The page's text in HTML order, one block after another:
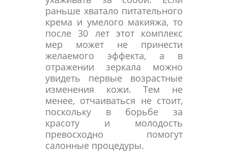
раньше хватало питательного
крема и умелого макияжа, то
после 30 лет этот комплекс
мер может не принести
желаемого эффекта, а в
отражении зеркала можно
увидеть первые возрастные
изменения кожи. Тем не
менее, отчаиваться не стоит,
поскольку в борьбе за
красоту и молодость
превосходно помогут
салонные процедуры.